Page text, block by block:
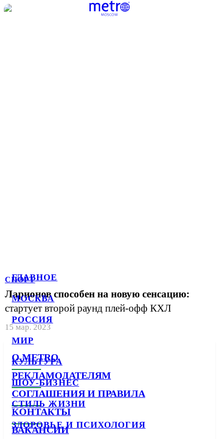
ГЛАВНОЕ
МОСКВА
РОССИЯ
МИР
КУЛЬТУРА
ШОУ-БИЗНЕС
СТИЛЬ ЖИЗНИ
ЗДОРОВЬЕ И ПСИХОЛОГИЯ
СПОРТ
Ларионов способен на новую сенсацию:
стартует второй раунд плей-офф КХЛ
15 мар. 2023
О METRO
РЕКЛАМОДАТЕЛЯМ
СОГЛАШЕНИЯ И ПРАВИЛА
КОНТАКТЫ
ВАКАНСИИ